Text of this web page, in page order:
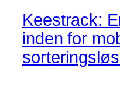
Keestrack:
inden for